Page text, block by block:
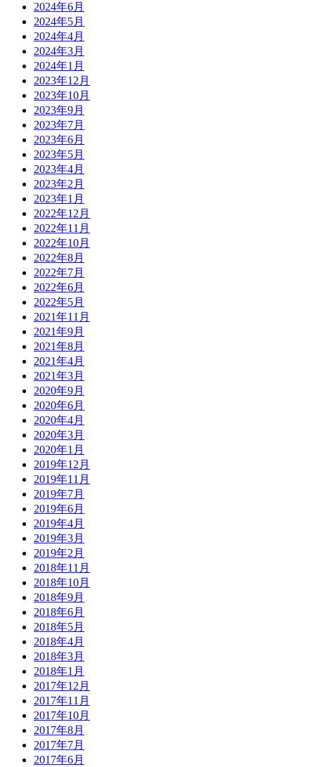
2024年6月
2024年5月
2024年4月
2024年3月
2024年1月
2023年12月
2023年10月
2023年9月
2023年7月
2023年6月
2023年5月
2023年4月
2023年2月
2023年1月
2022年12月
2022年11月
2022年10月
2022年8月
2022年7月
2022年6月
2022年5月
2021年11月
2021年9月
2021年8月
2021年4月
2021年3月
2020年9月
2020年6月
2020年4月
2020年3月
2020年1月
2019年12月
2019年11月
2019年7月
2019年6月
2019年4月
2019年3月
2019年2月
2018年11月
2018年10月
2018年9月
2018年6月
2018年5月
2018年4月
2018年3月
2018年1月
2017年12月
2017年11月
2017年10月
2017年8月
2017年7月
2017年6月